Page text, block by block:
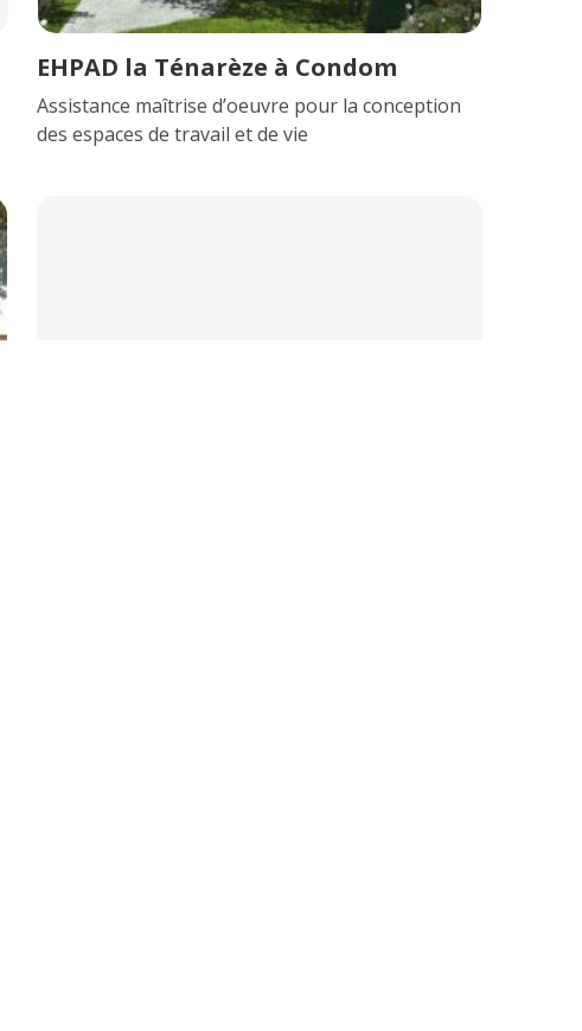
EHPAD la Ténarèze à Condom
Assistance maîtrise d’oeuvre pour la conception
des espaces de travail et de vie